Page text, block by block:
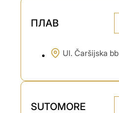
ПЛАВ
Ul. Čaršijska bb
SUTOMORE